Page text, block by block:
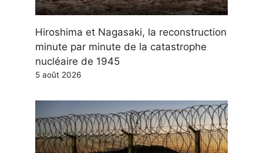
Hiroshima et Nagasaki, la reconstruction
minute par minute de la catastrophe
nucléaire de 1945
5 août 2026